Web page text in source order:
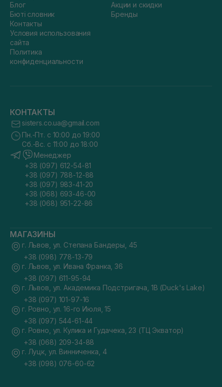
Блог
Бюті словник
Контакты
Условия использования
сайта
Политика
конфиденциальности
Акции и скидки
Бренды
КОНТАКТЫ
sisters.co.ua@gmail.com
Пн.-Пт. с 10:00 до 19:00
Сб.-Вс. с 11:00 до 18:00
Менеджер
+38 (097) 612-54-81
+38 (097) 788-12-88
+38 (097) 983-41-20
+38 (068) 693-46-00
+38 (068) 951-22-86
МАГАЗИНЫ
г. Львов, ул. Степана Бандеры, 45
+38 (098) 778-13-79
г. Львов, ул. Ивана Франка, 36
+38 (097) 611-95-94
г. Львов, ул. Академика Подстригача, 1В (Duck's Lake)
+38 (097) 101-97-16
г. Ровно, ул. 16-го Июля, 15
+38 (097) 544-61-44
г. Ровно, ул. Кулика и Гудачека, 23 (ТЦ Экватор)
+38 (068) 209-34-88
г. Луцк, ул. Винниченка, 4
+38 (098) 076-60-62